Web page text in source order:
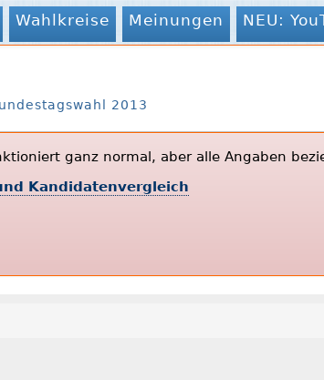
Wahlkreise Meinungen NEU:
2013
ganz normal, aber alle Angaben
Kandidatenvergleich